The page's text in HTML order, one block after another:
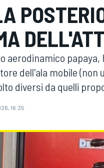
WEC
aerodinamico
dell'ala mobile (non
diversi da quelli
16:35